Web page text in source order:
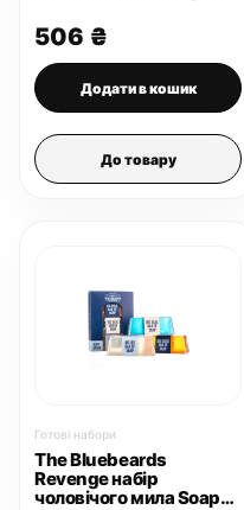
506 ₴
Додати в кошик
До товару
Готові набори
The Bluebeards
Revenge набір
чоловічого мила Soap